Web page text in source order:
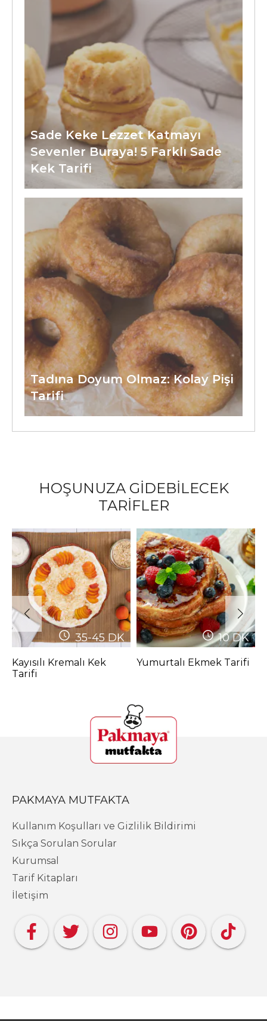
Sade Keke Lezzet Katmayı
Sevenler Buraya! 5 Farklı Sade
Kek Tarifi
Tadına Doyum Olmaz: Kolay Pişi
Tarifi
HOŞUNUZA GİDEBİLECEK
TARİFLER
35-45DK
Kayısılı Kremalı Kek
Tarifi
10DK
Yumurtalı Ekmek Tarifi
PAKMAYA MUTFAKTA
Kullanım Koşulları ve Gizlilik Bildirimi
Sıkça Sorulan Sorular
Kurumsal
Tarif Kitapları
İletişim